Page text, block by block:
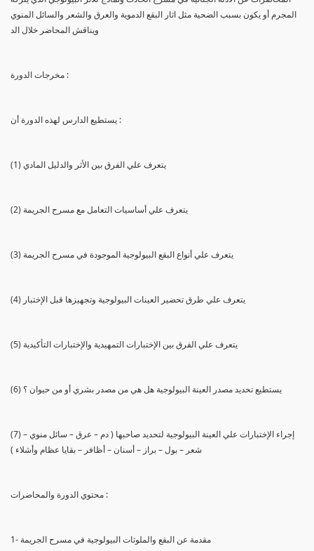
المجرم أو يكون بسبب الضحية مثل اثار البقع الدموية والعرق والشعر والسائل المنوي
ويناقش المحاضر خلال الد
مخرجات الدورة :
يستطيع الدارس لهذه الدورة أن :
(1) يتعرف علي الفرق بين الأثر والدليل المادي
(2) يتعرف علي أساسيات التعامل مع مسرح الجريمة
(3) يتعرف علي أنواع البقع البيولوجية الموجودة في مسرح الجريمة
(4) يتعرف علي طرق تحضير العينات البيولوجية وتجهيزها قبل الإختبار
(5) يتعرف علي الفرق بين الإختبارات التمهيدية والإختبارات التأكيدية
(6) يستطيع تحديد مصدر العينة البيولوجية هل هي من مصدر بشري أو من حيوان ؟
(7) إجراء الإختبارات علي العينة البيولوجية لتحديد صاحبها ( دم – عرق – سائل منوي –
شعر – بول – براز – أسنان – أظافر – بقايا عظام وأشلاء )
محتوي الدورة والمحاضرات :
1- مقدمة عن البقع والملوثات البيولوجية في مسرح الجريمة